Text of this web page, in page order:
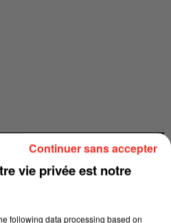
vie privée est notre
following data processing based on
Continuer sans accepter